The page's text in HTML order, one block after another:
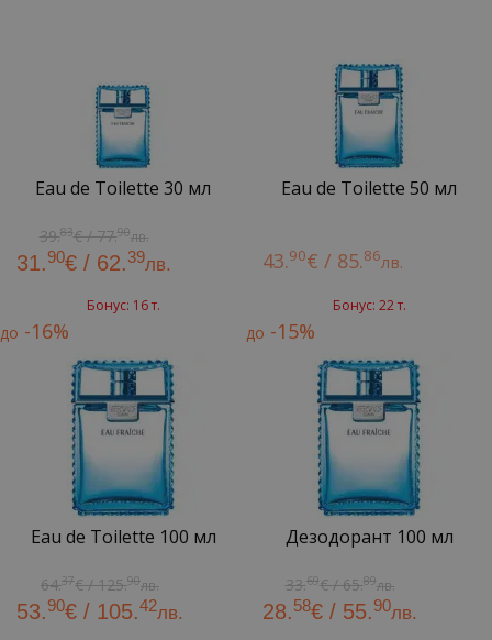
Eau de Toilette 30 мл
39.83€ / 77.90лв.
31.90€ / 62.39лв.
Бонус: 16 т.
Eau de Toilette 50 мл
43.90€ / 85.86лв.
Бонус: 22 т.
до -16%
Eau de Toilette 100 мл
64.37€ / 125.90лв.
53.90€ / 105.42лв.
до -15%
Дезодорант 100 мл
33.69€ / 65.89лв.
28.58€ / 55.90лв.